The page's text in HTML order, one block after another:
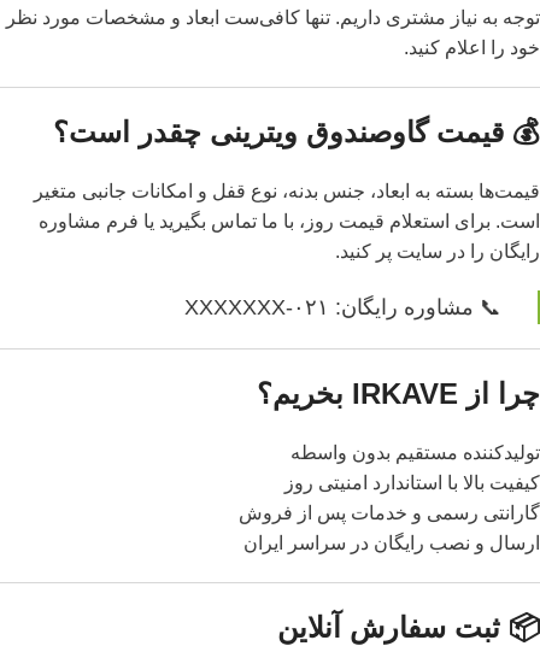
توجه به نیاز مشتری داریم. تنها کافی‌ست ابعاد و مشخصات مورد نظر
خود را اعلام کنید.
💰 قیمت گاوصندوق ویترینی چقدر است؟
قیمت‌ها بسته به ابعاد، جنس بدنه، نوع قفل و امکانات جانبی متغیر
است. برای استعلام قیمت روز، با ما تماس بگیرید یا فرم مشاوره
رایگان را در سایت پر کنید.
📞 مشاوره رایگان: ۰۲۱-XXXXXXX
چرا از IRKAVE بخریم؟
تولیدکننده مستقیم بدون واسطه
کیفیت بالا با استاندارد امنیتی روز
گارانتی رسمی و خدمات پس از فروش
ارسال و نصب رایگان در سراسر ایران
📦 ثبت سفارش آنلاین